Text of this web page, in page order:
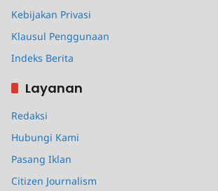
Kebijakan Privasi
Klausul Penggunaan
Indeks Berita
Layanan
Redaksi
Hubungi Kami
Pasang Iklan
Citizen Journalism